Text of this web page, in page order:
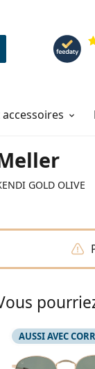
GOLD OLIVE
AUSSI AVEC